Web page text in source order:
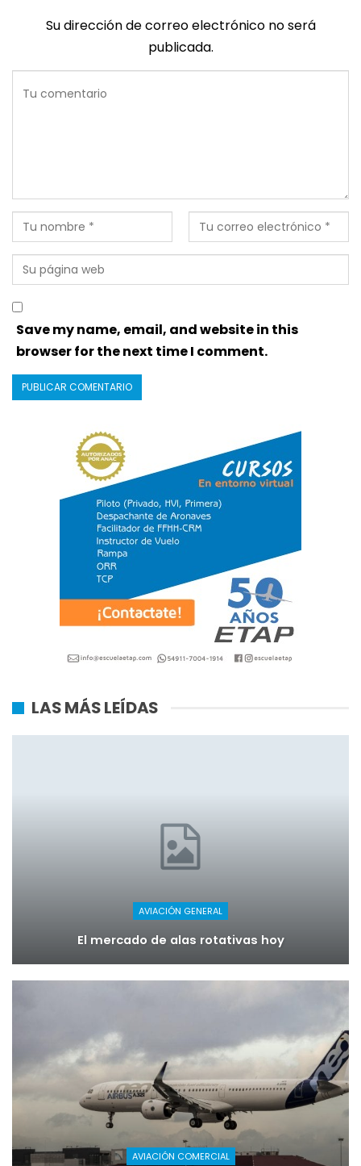
Su dirección de correo electrónico no será
publicada.
Save my name, email, and website in this
browser for the next time I comment.
LAS MÁS LEÍDAS
AVIACIÓN GENERAL
El mercado de alas rotativas hoy
AVIACIÓN COMERCIAL